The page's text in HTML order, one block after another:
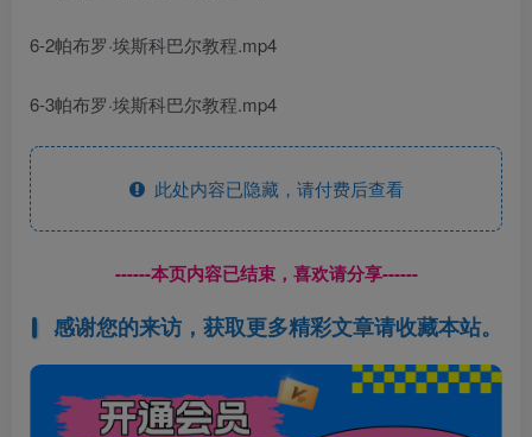
6-2帕布罗·埃斯科巴尔教程.mp4
6-3帕布罗·埃斯科巴尔教程.mp4
此处内容已隐藏，请付费后查看
------本页内容已结束，喜欢请分享------
感谢您的来访，获取更多精彩文章请收藏本站。